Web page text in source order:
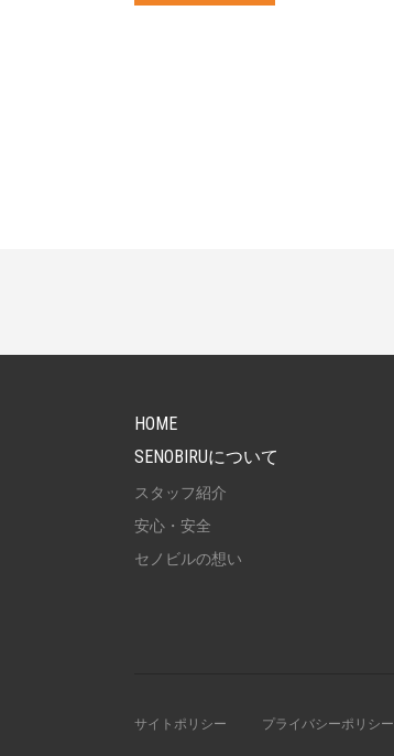
HOME
SENOBIRUについて
スタッフ紹介
安心・安全
セノビルの想い
サイトポリシー プライバシーポリシー